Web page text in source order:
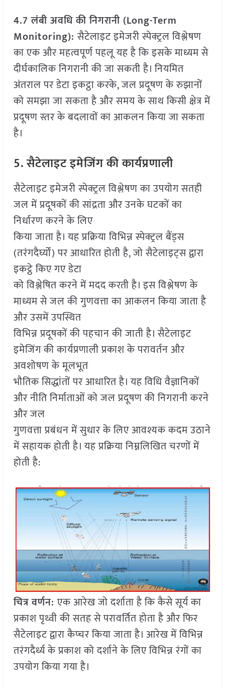
4.7 लंबी अवधि की निगरानी (Long-Term
Monitoring):सैटेलाइट इमेजरी स्पेक्ट्रल विश्लेषण
का एक और महत्वपूर्ण पहलू यह है कि इसके माध्यम से
दीर्घकालिक निगरानी की जा सकती है। नियमित
अंतराल पर डेटा इकट्ठा करके, जल प्रदूषण के रुझानों
को समझा जा सकता है और समय के साथ किसी क्षेत्र में
प्रदूषण स्तर के बदलावों का आकलन किया जा सकता
है।
5. सैटेलाइट इमेजिंग की कार्यप्रणाली
सैटेलाइट इमेजरी स्पेक्ट्रल विश्लेषण का उपयोग सतही
जल में प्रदूषकों की सांद्रता और उनके घटकों का
निर्धारण करने के लिए
किया जाता है। यह प्रक्रिया विभिन्न स्पेक्ट्रल बैंड्स
(तरंगदैर्घ्यों) पर आधारित होती है, जो सैटेलाइट्स द्वारा
इकट्ठे किए गए डेटा
को विश्लेषित करने में मदद करती है। इस विश्लेषण के
माध्यम से जल की गुणवत्ता का आकलन किया जाता है
और उसमें उपस्थित
विभिन्न प्रदूषकों की पहचान की जाती है। सैटेलाइट
इमेजिंग की कार्यप्रणाली प्रकाश के परावर्तन और
अवशोषण के मूलभूत
भौतिक सिद्धांतों पर आधारित है। यह विधि वैज्ञानिकों
और नीति निर्माताओं को जल प्रदूषण की निगरानी करने
और जल
गुणवत्ता प्रबंधन में सुधार के लिए आवश्यक कदम उठाने
में सहायक होती है। यह प्रक्रिया निम्नलिखित चरणों में
होती है:
चित्र वर्णन:एक आरेख जो दर्शाता है कि कैसे सूर्य का
प्रकाश पृथ्वी की सतह से परावर्तित होता है और फिर
सैटेलाइट द्वारा कैप्चर किया जाता है। आरेख में विभिन्न
तरंगदैर्ध्य के प्रकाश को दर्शाने के लिए विभिन्न रंगों का
उपयोग किया गया है।